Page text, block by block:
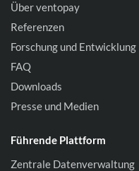
Über ventopay
Referenzen
Forschung und Entwicklung
FAQ
Downloads
Presse und Medien
Führende Plattform
Zentrale Datenverwaltung